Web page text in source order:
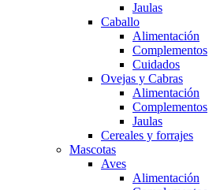
Jaulas
Caballo
Alimentación
Complementos
Cuidados
Ovejas y Cabras
Alimentación
Complementos
Jaulas
Cereales y forrajes
Mascotas
Aves
Alimentación